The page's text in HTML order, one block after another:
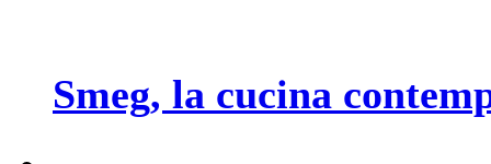
Smeg, la cucina